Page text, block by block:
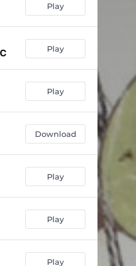
05:03
03:22
02:03
03:20
03:32
02:18
03:00
03:43
Play
Play
Play
Download
Play
Play
Play